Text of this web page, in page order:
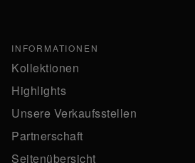
INFORMATIONEN
Kollektionen
Highlights
Unsere Verkaufsstellen
Partnerschaft
Seitenübersicht